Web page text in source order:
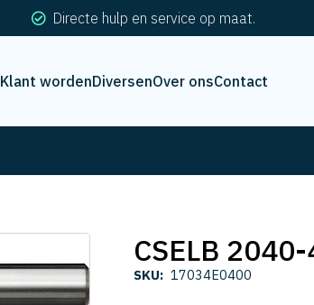
Directe hulp en service op maat.
Klant wordenDiversenOver onsContact
CSELB
SKU: 17034E0400